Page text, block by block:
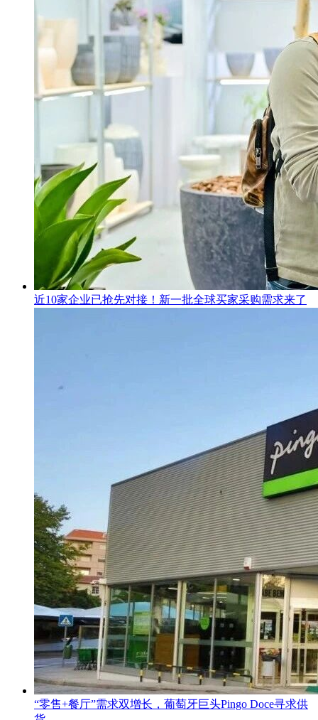
近10家企业已抢先对接！新一批全球买家采购需求来了
“零售+餐厅”需求双增长，葡萄牙巨头Pingo Doce寻求供